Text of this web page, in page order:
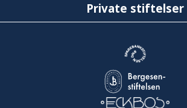
Private stiftelser